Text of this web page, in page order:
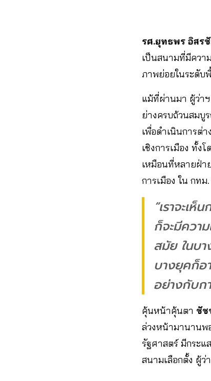
รศ.ยุทธพร อิสร
เป็นสนามที่มีควา
ภาพย่อยในระดับ
แม้ที่ผ่านมา ผู้ว่า
ย่างครบถ้วนสมบู
เพื่อดำเนินการต่
เชิงการเมือง ทั้ง
เหมือนที่หลายฝ่า
การเมือง ใน กท
“เราจะเ
ก็จะมีควา
สมัย ในบ
บางยุคก็อ
อย่างกับก
คุ้นหน้าคุ้นตา ชัช
ล่วงหน้ามานานพ
รัฐศาสตร์ มีกระแ
สนามเลือกตั้ง ผู้ว่